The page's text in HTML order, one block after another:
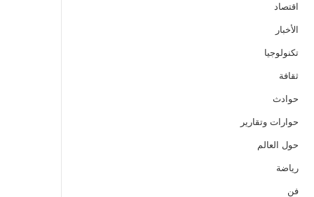
اقتصاد
الأخبار
تكنولوجيا
ثقافة
حوادث
حوارات وتقارير
حول العالم
رياضة
فن